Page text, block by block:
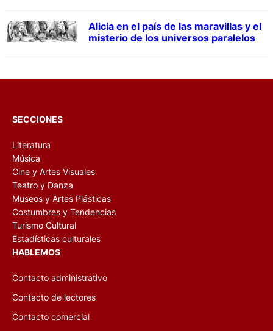
Alicia en el país de las maravillas y el
misterio de los universos paralelos
SECCIONES
Literatura
Música
Cine y Artes Visuales
Teatro y Danza
Museos y Artes Plásticas
Costumbres y Tendencias
Turismo Cultural
Estadísticas culturales
HABLEMOS
Contacto administrativo
Contacto de lectores
Contacto comercial